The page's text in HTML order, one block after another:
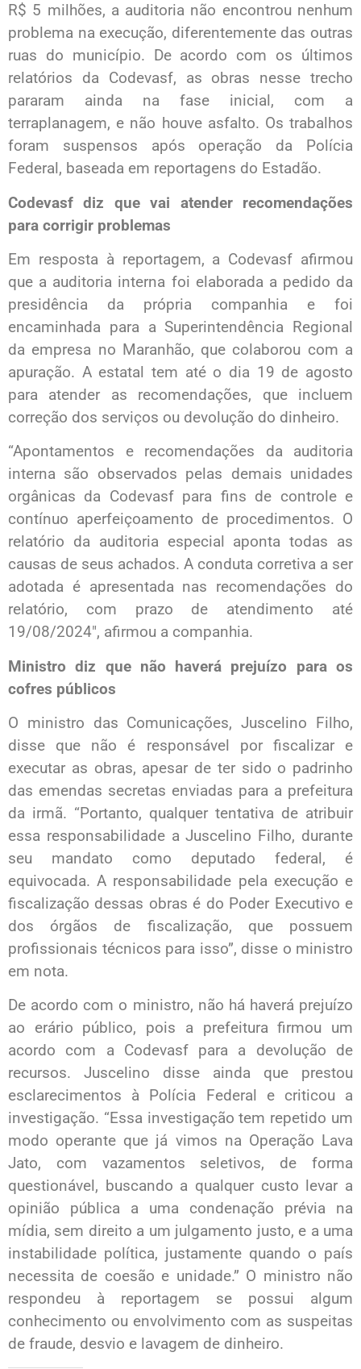
R$ 5 milhões, a auditoria não encontrou nenhum
problema na execução, diferentemente das outras
ruas do município. De acordo com os últimos
relatórios da Codevasf, as obras nesse trecho
pararam ainda na fase inicial, com a
terraplanagem, e não houve asfalto. Os trabalhos
foram suspensos após operação da Polícia
Federal, baseada em reportagens do Estadão.
Codevasf diz que vai atender recomendações
para corrigir problemas
Em resposta à reportagem, a Codevasf afirmou
que a auditoria interna foi elaborada a pedido da
presidência da própria companhia e foi
encaminhada para a Superintendência Regional
da empresa no Maranhão, que colaborou com a
apuração. A estatal tem até o dia 19 de agosto
para atender as recomendações, que incluem
correção dos serviços ou devolução do dinheiro.
“Apontamentos e recomendações da auditoria
interna são observados pelas demais unidades
orgânicas da Codevasf para fins de controle e
contínuo aperfeiçoamento de procedimentos. O
relatório da auditoria especial aponta todas as
causas de seus achados. A conduta corretiva a ser
adotada é apresentada nas recomendações do
relatório, com prazo de atendimento até
19/08/2024″, afirmou a companhia.
Ministro diz que não haverá prejuízo para os
cofres públicos
O ministro das Comunicações, Juscelino Filho,
disse que não é responsável por fiscalizar e
executar as obras, apesar de ter sido o padrinho
das emendas secretas enviadas para a prefeitura
da irmã. “Portanto, qualquer tentativa de atribuir
essa responsabilidade a Juscelino Filho, durante
seu mandato como deputado federal, é
equivocada. A responsabilidade pela execução e
fiscalização dessas obras é do Poder Executivo e
dos órgãos de fiscalização, que possuem
profissionais técnicos para isso”, disse o ministro
em nota.
De acordo com o ministro, não há haverá prejuízo
ao erário público, pois a prefeitura firmou um
acordo com a Codevasf para a devolução de
recursos. Juscelino disse ainda que prestou
esclarecimentos à Polícia Federal e criticou a
investigação. “Essa investigação tem repetido um
modo operante que já vimos na Operação Lava
Jato, com vazamentos seletivos, de forma
questionável, buscando a qualquer custo levar a
opinião pública a uma condenação prévia na
mídia, sem direito a um julgamento justo, e a uma
instabilidade política, justamente quando o país
necessita de coesão e unidade.” O ministro não
respondeu à reportagem se possui algum
conhecimento ou envolvimento com as suspeitas
de fraude, desvio e lavagem de dinheiro.